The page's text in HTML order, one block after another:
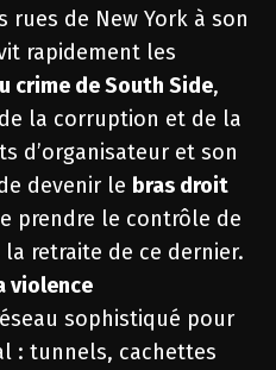
de New York à son
rapidement les
crime de South Side,
la corruption et de la
d’organisateur et son
devenir le bras droit
prendre le contrôle de
la retraite de ce dernier.
violence
sophistiqué pour
: tunnels, cachettes